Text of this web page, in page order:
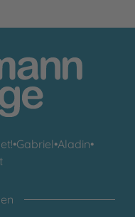
•Gabriel•Aladin•